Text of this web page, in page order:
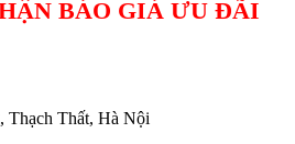
BÁO GIÁ ƯU ĐÃI
Thạch Thất, Hà Nội